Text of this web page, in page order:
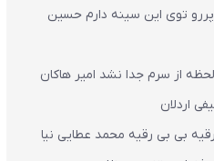
توی این سینه دارم حسین
از سرم جدا نشد امیر هاکان
اردلان
بی بی رقیه محمد عطایی نیا